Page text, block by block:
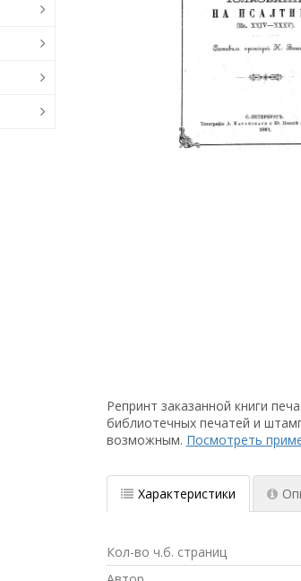
Репринт заказанной книги
библиотечных печатей и
возможным. Посмотреть
Характеристики
Кол-во ч.б. страниц